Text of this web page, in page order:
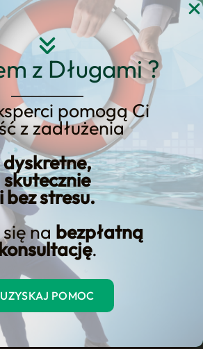
z Długami ?
pomogą Ci
z zadłużenia
dyskretne,
skutecznie
i bez stresu.
na bezpłatną
.
UZYSKAJ POMOC
– czym są?
Spis Treści
zobowiązań
i wyceny